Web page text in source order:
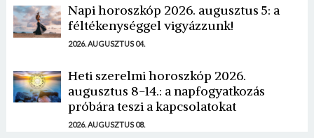
Napi horoszkóp 2026. augusztus 5: a
féltékenységgel vigyázzunk!
2026. AUGUSZTUS 04.
Heti szerelmi horoszkóp 2026.
augusztus 8-14.: a napfogyatkozás
próbára teszi a kapcsolatokat
2026. AUGUSZTUS 08.